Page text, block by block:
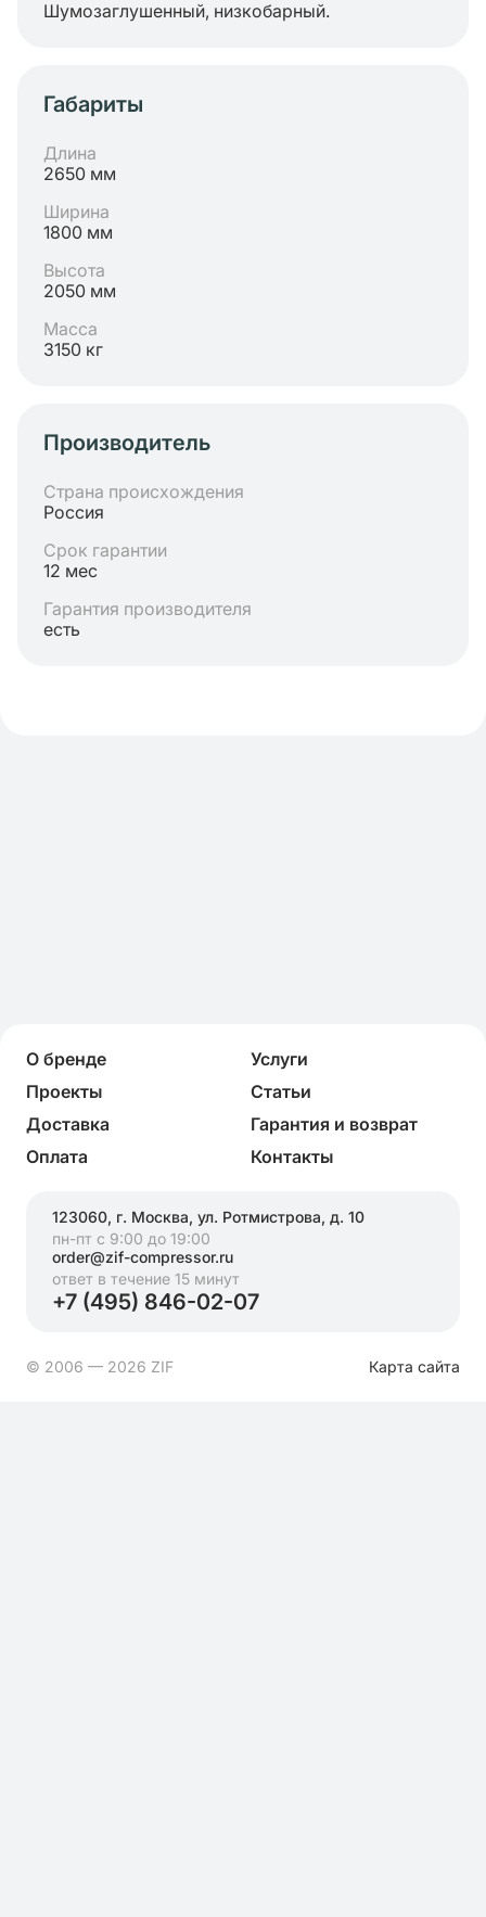
Шумозаглушенный, низкобарный.
Габариты
Длина
2650 мм
Ширина
1800 мм
Высота
2050 мм
Масса
3150 кг
Производитель
Страна происхождения
Россия
Срок гарантии
12 мес
Гарантия производителя
есть
О бренде
Услуги
Проекты
Статьи
Доставка
Гарантия и возврат
Оплата
Контакты
123060, г. Москва, ул. Ротмистрова, д. 10
пн-пт с 9:00 до 19:00
order@zif-compressor.ru
ответ в течение 15 минут
+7 (495) 846-02-07
© 2006 — 2026 ZIF Карта сайта